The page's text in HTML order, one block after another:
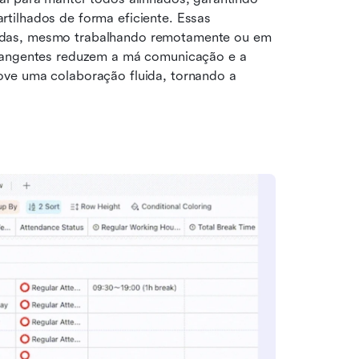
de forma eficiente. Essas
mesmo trabalhando remotamente ou em
reduzem a má comunicação e a
uma colaboração fluida, tornando a